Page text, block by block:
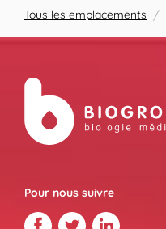
Tous les emplacements /
Pour nous suivre